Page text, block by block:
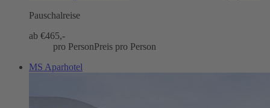
Pauschalreise
ab €465,-
pro PersonPreis pro Person
MS Aparhotel